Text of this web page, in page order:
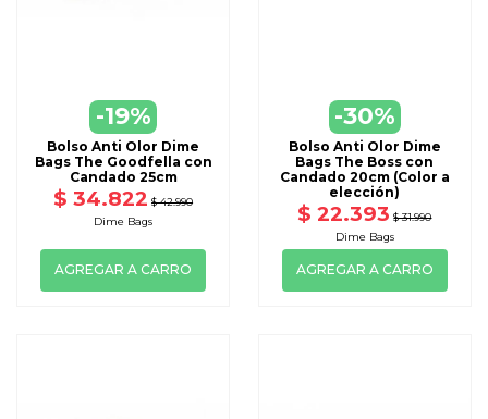
-19%
Bolso Anti Olor Dime
Bags The Goodfella con
Candado 25cm
$ 34.822 $ 42.990
Dime Bags
AGREGAR A CARRO
-30%
Bolso Anti Olor Dime
Bags The Boss con
Candado 20cm (Color a
elección)
$ 22.393 $ 31.990
Dime Bags
AGREGAR A CARRO